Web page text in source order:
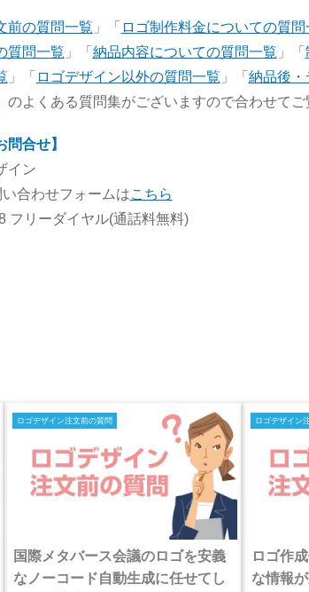
前の質問一覧 」「 ロゴ制作料金についての質問
質問一覧 」「 納品内容についての質問一覧 」「
」「 ロゴデザイン以外の質問一覧 」「 納品後・
」のよくある質問集がございますので合わせてご
合せ】
イン
合わせフォームはこちら
フリーダイヤル(通話料無料)
ロゴデザイン注文前の質問
国際メタバース会議のロゴを安義
なノーコード自動生成に任せてし
ロゴデザイン
ロゴ作
な情報